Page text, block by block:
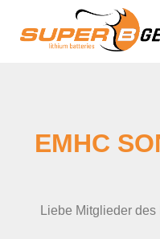
EMHC
Liebe Mitglieder des